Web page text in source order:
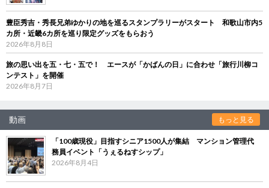
豊臣秀吉・秀長兄弟ゆかりの地を巡るスタンプラリーがスタート 和歌山市内5
カ所・近畿6カ所を巡り限定グッズをもらおう
2026年8月8日
旅の思い出を五・七・五で！ エースが「かばんの日」に合わせ「旅行川柳コ
ンテスト」を開催
2026年8月7日
動画 もっと見る
「100歳現役」目指すシニア1500人が集結 マンション管理代
務員イベント「うぇるねすシップ」
2026年8月4日